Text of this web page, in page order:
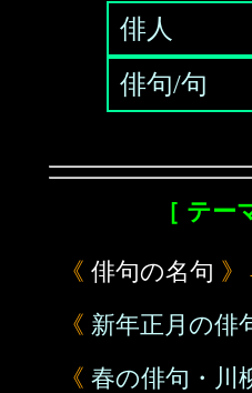
俳人
俳句/句
［ テー
《 俳句の名句
《 新年正月の俳
《 春の俳句・川